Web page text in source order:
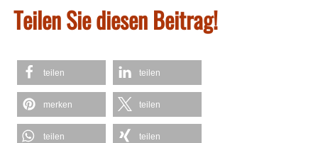
Teilen Sie diesen Beitrag!
teilen teilen
merken teilen
teilen teilen